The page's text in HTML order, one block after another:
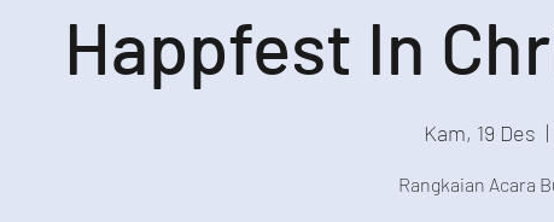
Happfest In
Kam, 19 Des
  |
Rangkaian Acara